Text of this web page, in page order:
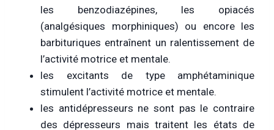
les benzodiazépines, les opiacés
(analgésiques morphiniques) ou encore les
barbituriques entraînent un ralentissement de
l’activité motrice et mentale.
les excitants de type amphétaminique
stimulent l’activité motrice et mentale.
les antidépresseurs ne sont pas le contraire
des dépresseurs mais traitent les états de